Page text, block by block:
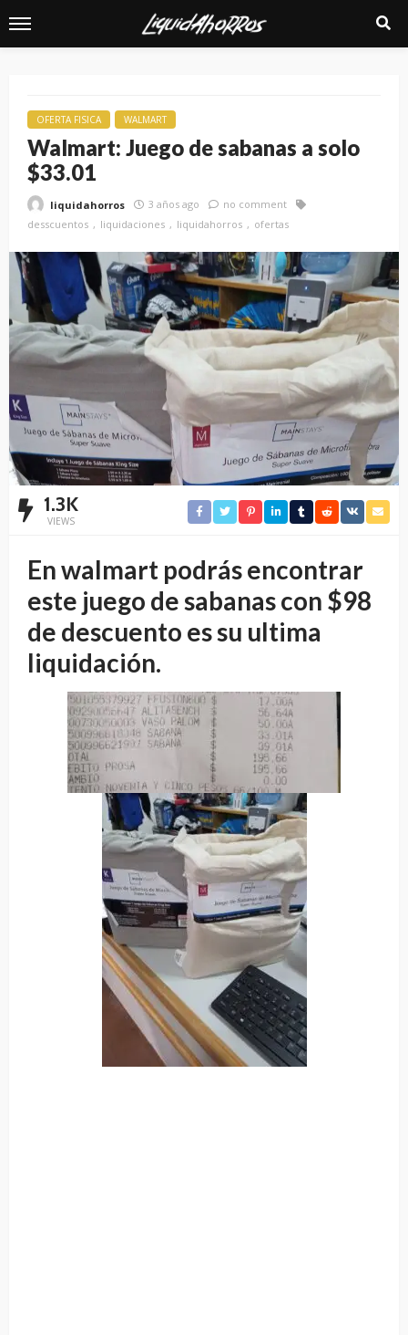
OFERTA FISICA WALMART
Walmart: Juego de sabanas a solo
$33.01
liquidahorros 3 años ago
no comment
desscuentos
liquidaciones liquidahorros ofertas
1.3K
VIEWS
En walmart podrás encontrar
este juego de sabanas con $98
de descuento es su ultima
liquidación.